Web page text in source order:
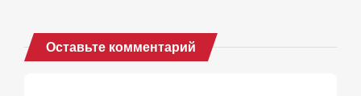
Оставьте комментарий